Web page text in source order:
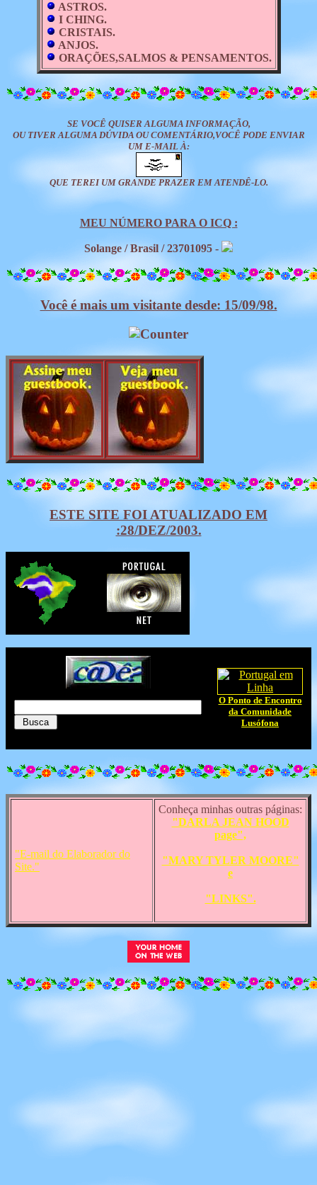
ASTROS.
I CHING.
CRISTAIS.
ANJOS.
ORAÇÕES,SALMOS & PENSAMENTOS.
SE VOCÊ QUISER ALGUMA INFORMAÇÃO,
OU TIVER ALGUMA DÚVIDA OU COMENTÁRIO,VOCÊ PODE ENVIAR
UM E-MAIL À:
QUE TEREI UM GRANDE PRAZER EM ATENDÊ-LO.
MEU NÚMERO PARA O ICQ :
Solange / Brasil / 23701095 -
Você é mais um visitante desde: 15/09/98.
ESTE SITE FOI ATUALIZADO EM
:28/DEZ/2003.
O Ponto de Encontro
da Comunidade
Lusófona
"E-mail do Elaborador do
Site."
Conheça minhas outras páginas:
"DARLA JEAN HOOD
page",
"MARY TYLER MOORE"
e
"LINKS".